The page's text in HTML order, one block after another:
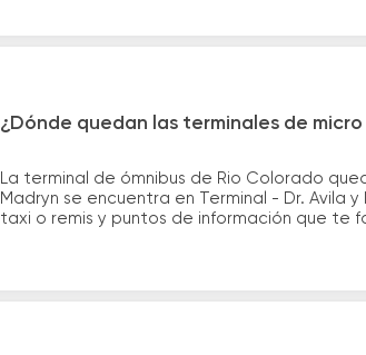
¿Dónde quedan las terminales de
La terminal de ómnibus de Rio Colorado
Madryn se encuentra en Terminal - Dr. Avila
taxi o remis y puntos de información que te